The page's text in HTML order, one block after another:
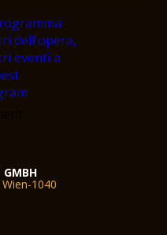
GMBH
1040